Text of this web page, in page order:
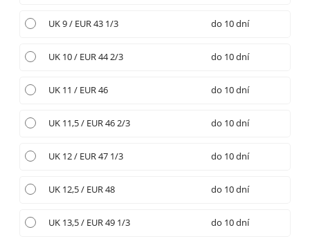
UK 9 / EUR 43 1/3 do 10 dní
UK 10 / EUR 44 2/3 do 10 dní
UK 11 / EUR 46 do 10 dní
UK 11,5 / EUR 46 2/3 do 10 dní
UK 12 / EUR 47 1/3 do 10 dní
UK 12,5 / EUR 48 do 10 dní
UK 13,5 / EUR 49 1/3 do 10 dní